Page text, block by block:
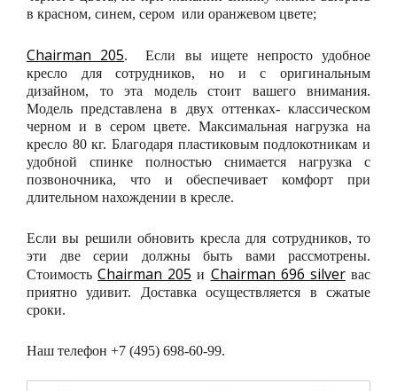
в красном, синем, сером или оранжевом цвете;
Chairman 205. Если вы ищете непросто удобное
кресло для сотрудников, но и с оригинальным
дизайном, то эта модель стоит вашего внимания.
Модель представлена в двух оттенках- классическом
черном и в сером цвете. Максимальная нагрузка на
кресло 80 кг. Благодаря пластиковым подлокотникам и
удобной спинке полностью снимается нагрузка с
позвоночника, что и обеспечивает комфорт при
длительном нахождении в кресле.
Если вы решили обновить кресла для сотрудников, то
эти две серии должны быть вами рассмотрены.
СтоимостьChairman 205 и Chairman 696 silverвас
приятно удивит. Доставка осуществляется в сжатые
сроки.
Наш телефон +7 (495) 698-60-99.